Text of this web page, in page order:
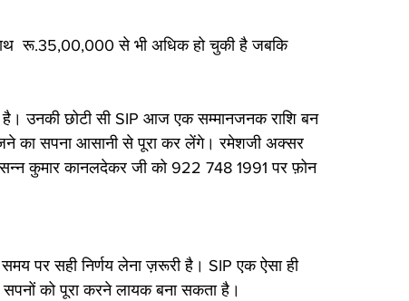
रू.35,00,000 से भी अधिक हो चुकी है जबकि
है। उनकी छोटी सी SIP आज एक सम्मानजनक राशि बन
का सपना आसानी से पूरा कर लेंगे। रमेशजी अक्सर
कुमार कानलदेकर जी को 922 748 1991 पर फ़ोन
समय पर सही निर्णय लेना ज़रूरी है। SIP एक ऐसा ही
को पूरा करने लायक बना सकता है।